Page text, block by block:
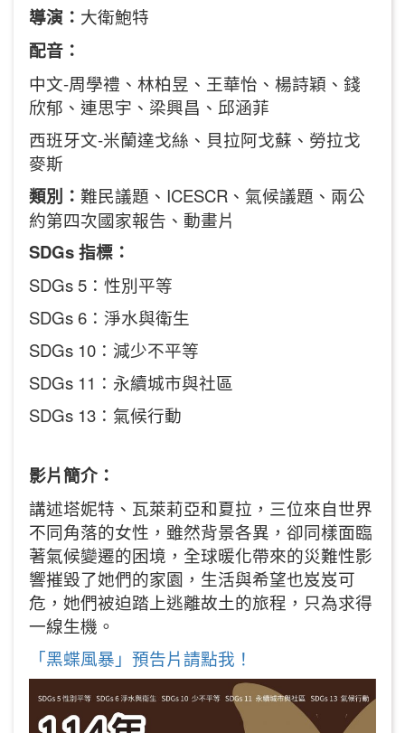
導演： 大衛鮑特
配音：
中文-周學禮、林柏昱、王華怡、楊詩穎、錢
欣郁、連思宇、梁興昌、邱涵菲
西班牙文-米蘭達戈絲、貝拉阿戈蘇、勞拉戈
麥斯
類別： 難民議題、ICESCR、氣候議題、兩公
約第四次國家報告、動畫片
SDGs 指標：
SDGs 5：性別平等
SDGs 6：淨水與衛生
SDGs 10：減少不平等
SDGs 11：永續城市與社區
SDGs 13：氣候行動
影片簡介：
講述塔妮特、瓦萊莉亞和夏拉，三位來自世界
不同角落的女性，雖然背景各異，卻同樣面臨
著氣候變遷的困境，全球暖化帶來的災難性影
響摧毀了她們的家園，生活與希望也岌岌可
危，她們被迫踏上逃離故土的旅程，只為求得
一線生機。
「黑蝶風暴」預告片請點我！